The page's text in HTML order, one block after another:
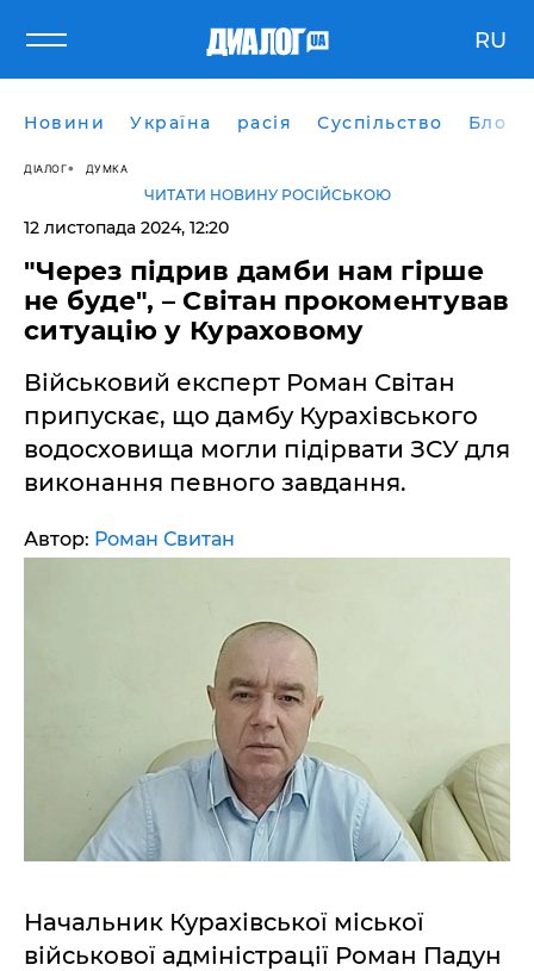
RU
Новини Україна расія Суспільство Блоги
ДІАЛОГ ДУМКА
ЧИТАТИ НОВИНУ РОСІЙСЬКОЮ
12 листопада 2024, 12:20
"Через підрив дамби нам гірше
не буде", – Світан прокоментував
ситуацію у Кураховому
Військовий експерт Роман Світан
припускає, що дамбу Курахівського
водосховища могли підірвати ЗСУ для
виконання певного завдання.
Автор: Роман Свитан
Начальник Курахівської міської
військової адміністрації Роман Падун